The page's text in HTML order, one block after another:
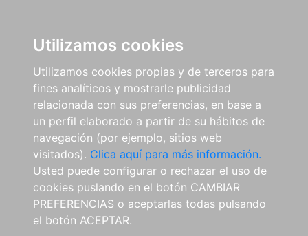
Utilizamos cookies
Utilizamos cookies propias y de terceros para
fines analíticos y mostrarle publicidad
relacionada con sus preferencias, en base a
un perfil elaborado a partir de su hábitos de
navegación (por ejemplo, sitios web
visitados). Clica aquí para más información.
Usted puede configurar o rechazar el uso de
cookies puslando en el botón CAMBIAR
PREFERENCIAS o aceptarlas todas pulsando
el botón ACEPTAR.